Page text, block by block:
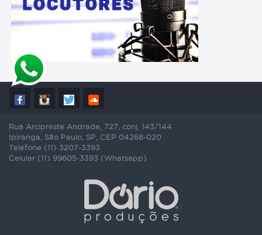
Rua Arcipreste Andrade, 727, conj. 143/144
Ipiranga, São Paulo, SP, CEP 04268-020
Telefone (11) 3207-3393
Celular (11) 99605-3393 (Whatsapp)